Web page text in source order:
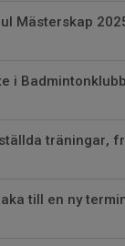
Mästerskap
i
träningar,
till en ny